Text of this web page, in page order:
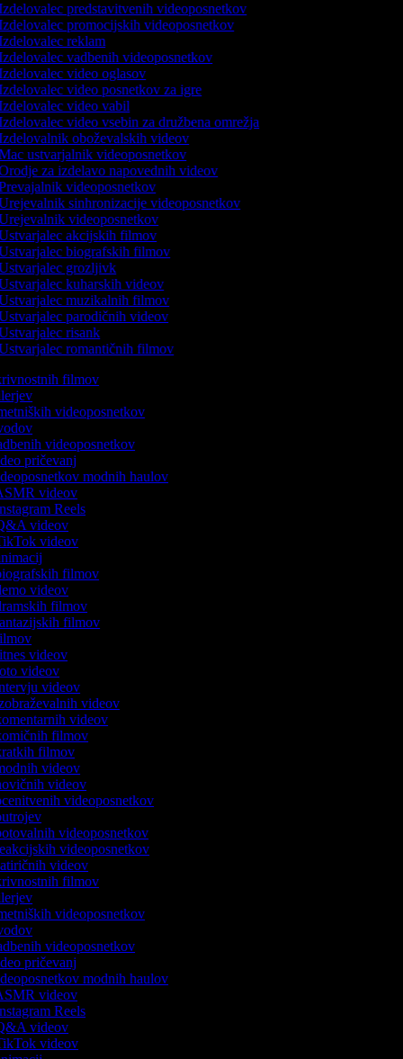
predstavitvenih videoposnetkov
promocijskih videoposnetkov
reklam
vadbenih videoposnetkov
video oglasov
video posnetkov za igre
video vabil
video vsebin za družbena omrežja
oboževalskih videov
ustvarjalnik videoposnetkov
za izdelavo napovednih videov
videoposnetkov
sinhronizacije videoposnetkov
videoposnetkov
akcijskih filmov
biografskih filmov
grozljivk
kuharskih videov
muzikalnih filmov
parodičnih videov
risank
romantičnih filmov
filmov
videoposnetkov
videoposnetkov
pričevanj
modnih haulov
videov
Reels
videov
videov
filmov
videov
filmov
filmov
videov
videov
videov
videov
videov
filmov
filmov
videov
videov
videoposnetkov
videoposnetkov
videoposnetkov
videov
filmov
videoposnetkov
videoposnetkov
pričevanj
modnih haulov
videov
Reels
videov
videov